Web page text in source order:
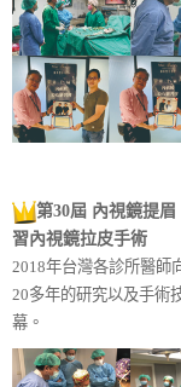
第30屆 內視鏡提
習內視鏡拉皮手術
2018年台灣各診所醫師
20多年的研究以及手術
幕。